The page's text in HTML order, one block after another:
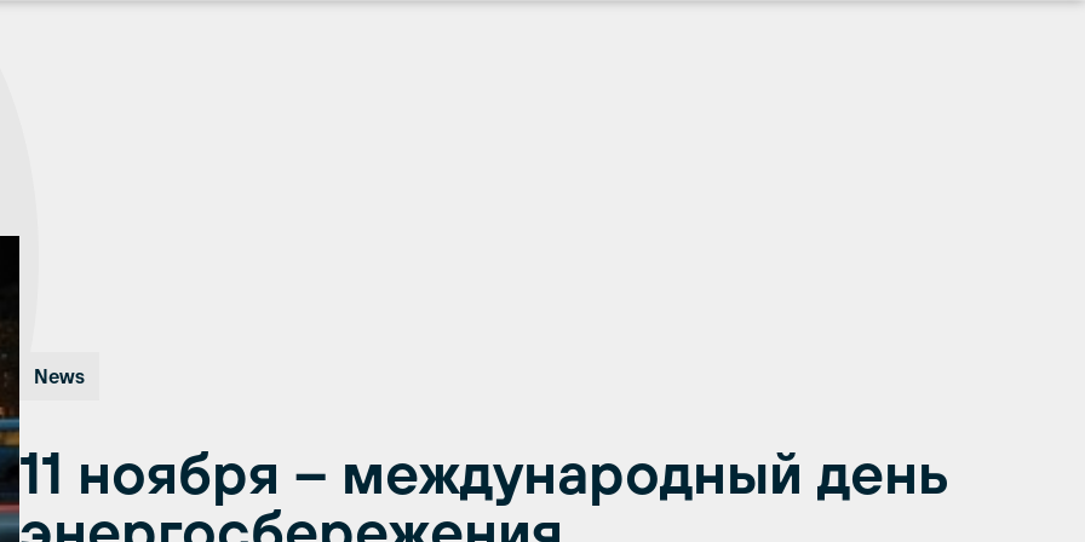
News
11 ноября – международный день